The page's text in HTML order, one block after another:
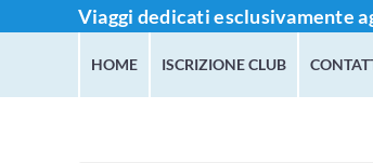
Viaggi dedicati esclusivamente
HOME ISCRIZIONE CLUB